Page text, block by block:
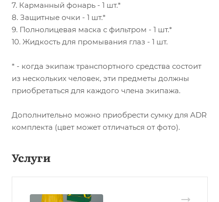
7. Карманный фонарь - 1 шт.*
8. Защитные очки - 1 шт.*
9. Полнолицевая маска с фильтром - 1 шт.*
10. Жидкость для промывания глаз - 1 шт.
* - когда экипаж транспортного средства состоит
из нескольких человек, эти предметы должны
приобретаться для каждого члена экипажа.
Дополнительно можно приобрести сумку для ADR
комплекта (цвет может отличаться от фото).
Услуги